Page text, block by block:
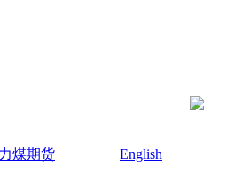
煤期货
English